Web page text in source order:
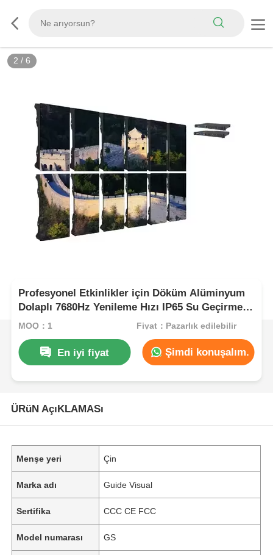
3 / 6
Profesyonel Etkinlikler için Döküm Alüminyum
Dolaplı 7680Hz Yenileme Hızı IP65 Su Geçirmez
LED Video Duvarı
MOQ：1 Fiyat：Pazarlık edilebilir
En iyi fiyat Şimdi konuşalım.
ÜRüN AçıKLAMASı
Menşe yeri Çin
Marka adı Guide Visual
Sertifika CCC CE FCC
Model numarası GS